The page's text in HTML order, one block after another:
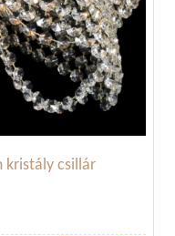
kristály csillár